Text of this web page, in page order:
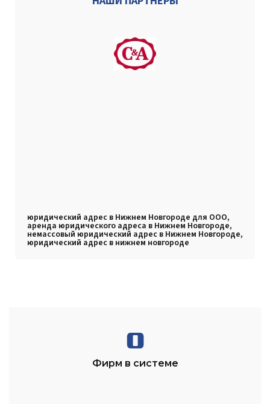
юридический адрес в Нижнем Новгороде для ООО,
аренда юридического адреса в Нижнем Новгороде,
немассовый юридический адрес в Нижнем Новгороде,
юридический адрес в нижнем новгороде
0
Фирм в системе